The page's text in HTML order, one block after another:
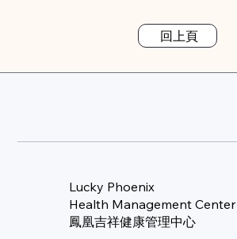
回上頁
Lucky Phoenix
Health Management Center
​鳳凰吉祥健康管理中心